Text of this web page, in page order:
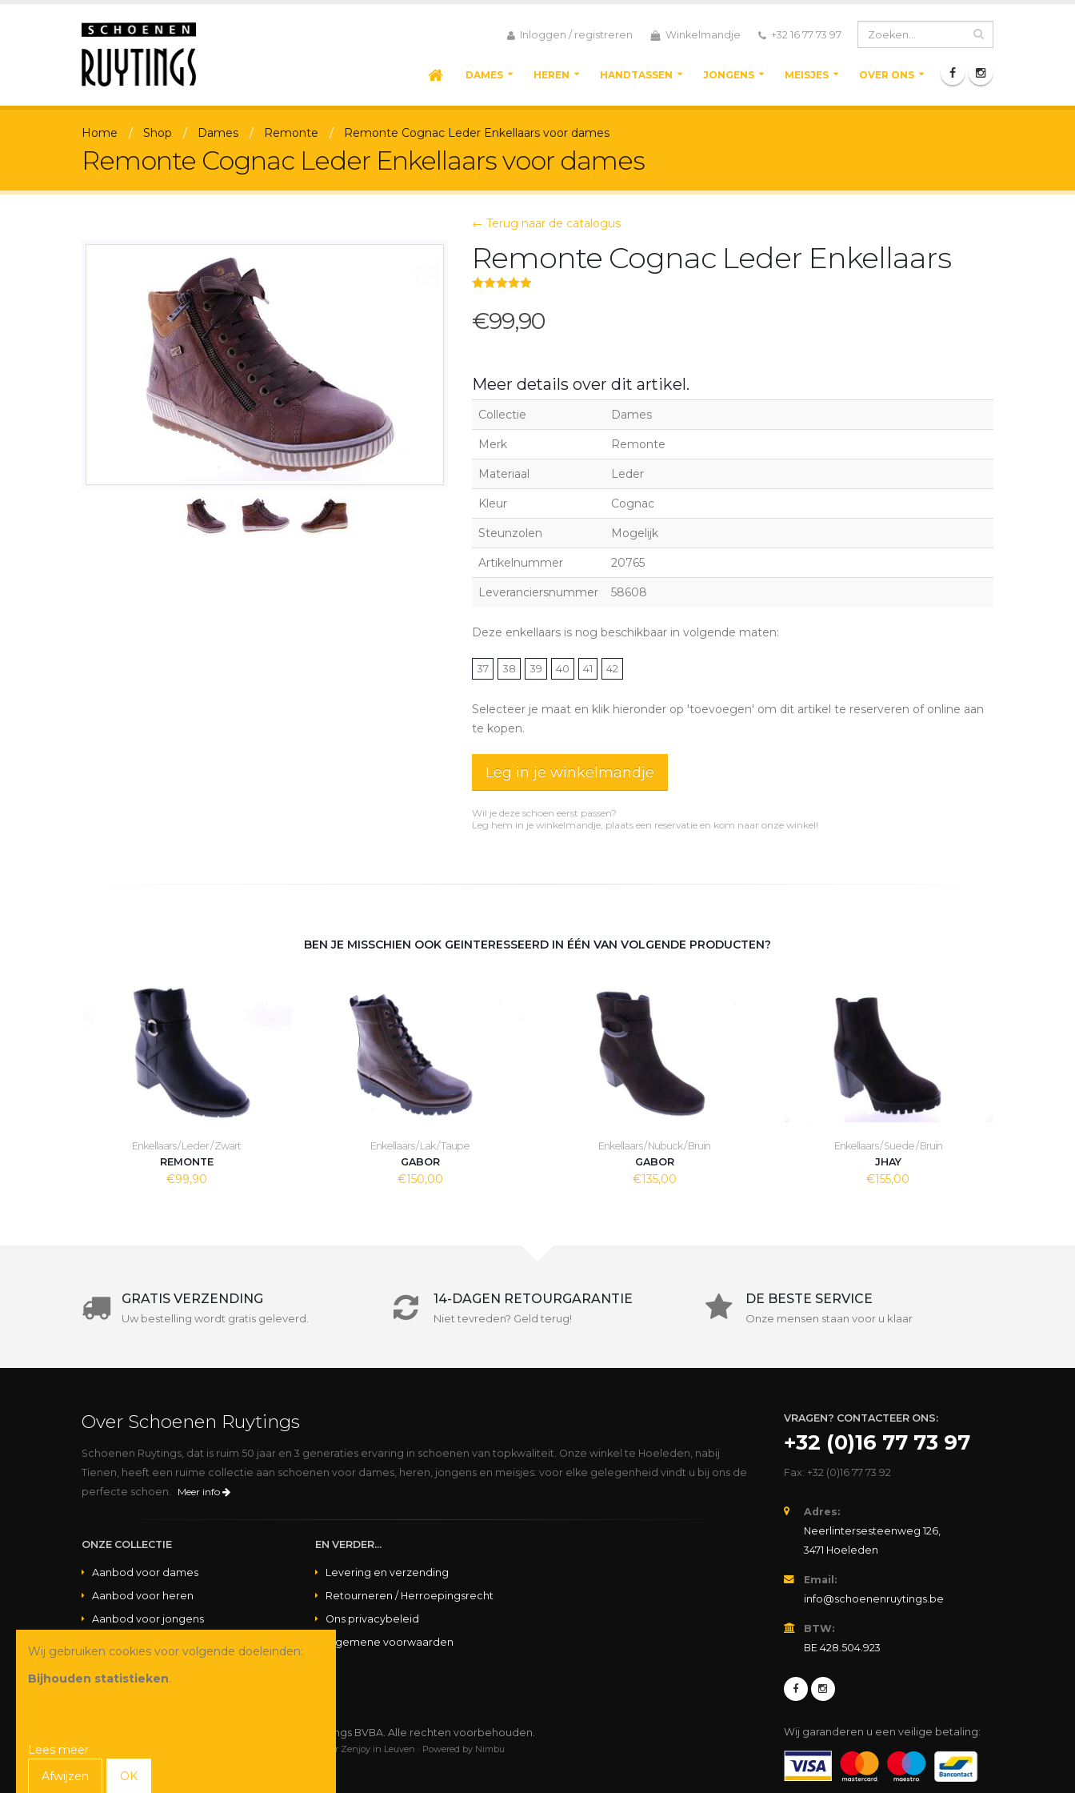
Inloggen / registreren Winkelmandje +32 16 77 73 97
DAMES HEREN HANDTASSEN JONGENS MEISJES OVER ONS
Home Shop Dames Remonte Remonte Cognac Leder Enkellaars voor dames
Remonte Cognac Leder Enkellaars voor dames
← Terug naar de catalogus
Remonte Cognac Leder Enkellaars
€99,90
Meer details over dit artikel.
Collectie Dames
Merk Remonte
Materiaal Leder
Kleur Cognac
Steunzolen Mogelijk
Artikelnummer 20765
Leveranciersnummer 58608
Deze enkellaars is nog beschikbaar in volgende maten:
37 38 39 40 41 42
Selecteer je maat en klik hieronder op 'toevoegen' om dit artikel te reserveren of online aan
te kopen.
Leg in je winkelmandje
Wil je deze schoen eerst passen?
Leg hem in je winkelmandje, plaats een reservatie en kom naar onze winkel!
BEN JE MISSCHIEN OOK GEINTERESSEERD IN ÉÉN VAN VOLGENDE PRODUCTEN?
Enkellaars / Leder / Zwart
REMONTE
€99,90
Enkellaars / Lak / Taupe
GABOR
€150,00
Enkellaars / Nubuck / Bruin
GABOR
€135,00
Enkellaars / Suede / Bruin
JHAY
€155,00
GRATIS VERZENDING
Uw bestelling wordt gratis geleverd.
14-DAGEN RETOURGARANTIE
Niet tevreden? Geld terug!
DE BESTE SERVICE
Onze mensen staan voor u klaar
Over Schoenen Ruytings
Schoenen Ruytings, dat is ruim 50 jaar en 3 generaties ervaring in schoenen van topkwaliteit. Onze winkel te Hoeleden, nabij
Tienen, heeft een ruime collectie aan schoenen voor dames, heren, jongens en meisjes: voor elke gelegenheid vindt u bij ons de
perfecte schoen.
Meer info
ONZE COLLECTIE
Aanbod voor dames
Aanbod voor heren
Aanbod voor jongens
EN VERDER...
Levering en verzending
Retourneren / Herroepingsrecht
Ons privacybeleid
Algemene voorwaarden
VRAGEN? CONTACTEER ONS:
+32 (0)16 77 73 97
Fax: +32 (0)16 77 73 92
Adres:
Neerlintersesteenweg 126,
3471 Hoeleden
Email:
info@schoenenruytings.be
BTW:
BE 428.504.923
© Copyright 2026 Schoenen Ruytings BVBA. Alle rechten voorbehouden.
door Zenjoy in Leuven · Powered by Nimbu
Wij garanderen u een veilige betaling:
Wij gebruiken cookies voor volgende doeleinden:
Bijhouden statistieken.
Lees meer
Afwijzen
OK